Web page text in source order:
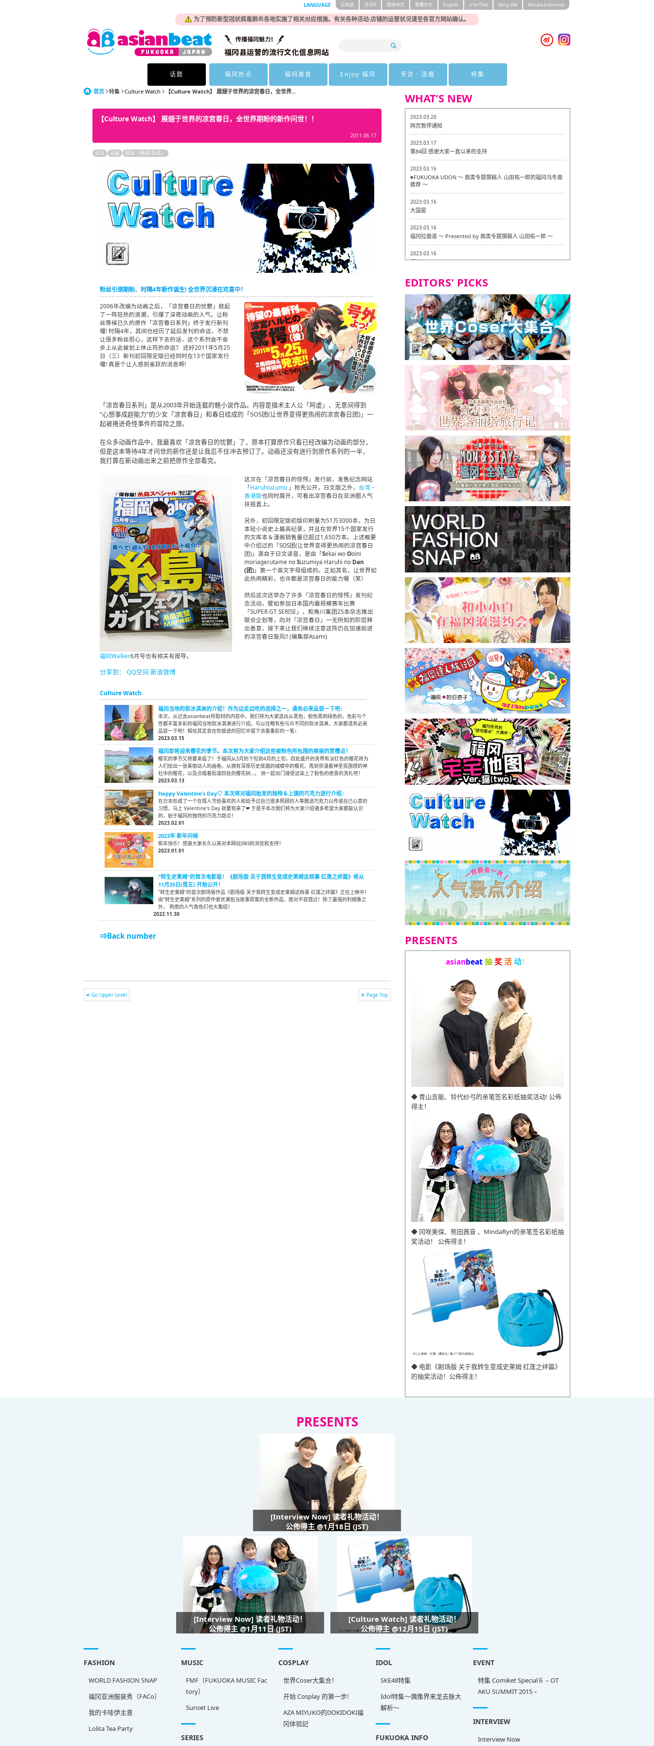
为了预防新型冠状病毒肺炎各地实施了相关对应措施。有关各种活动·店铺的运营状况请至各官方网站确认。
LANGUAGE 日本語 한국어 簡体中文 繁體中文 English ภาษาไทย tiéng Viêt Bahasa Indonesia
话题 福冈热点 福冈美食 Enjoy 福冈 专访 · 连载 特集
首页 特集 Culture Watch 【Culture Watch】 展翅于世界的凉宫春日，全世界...
【Culture Watch】 展翅于世界的凉宫春日，全世界期盼的新作问世！！
2011.06.17
日本 动画 媒体（电视/杂志）
粉丝引颈期盼、时隔4年新作诞生! 全世界沉浸在欢喜中！
2006年改编为动画之后，「凉宫春日的忧鬱」掀起
了一阵狂热的浪潮，引爆了深夜动画的人气。让粉
丝等候已久的原作「凉宫春日系列」终于发行新刊
囉! 时隔4年，其间也经历了延后发刊的命运，不禁
让很多粉丝担心，这样下去的话，这个系列会不会
步上从此被划上休止符的命运？ 还好2011年5月25
日（三）新刊初回限定版已经同时在13个国家发行
囉! 真是个让人感到雀跃的消息啊!
「凉宫春日系列」是从2003年开始连载的軽小说作品。内容是描术主人公「阿虚」、无意间得到
“心想事成超能力”的少女「凉宫春日」和春日结成的「SOS团(让世界变得更热闹的凉宫春日团)」一
起被捲进奇怪事件的冒险之旅。
在众多动画作品中，我最喜欢「凉宫春日的忧鬱」了，原本打算原作只看已经改编为动画的部分，
但是这本等待4年才问世的新作还是让我忍不住冲去预订了。动画还没有进行到原作系列的一半，
我打算在新动画出来之前把原作全部看完。
福冈Walker6月号也有相关有报导。
这次在「凉宫春日的惊愕」发行前，发售纪念网站
「Haruhiuzumu 」抢先公开，日文版之外， 台湾・
香港版也同时展开，可看出凉宫春日在亚洲圈人气
扶摇直上。
另外，初回限定版初版印刷量为51万3000本，为日
本轻小说史上最高纪录，并且在世界15个国家发行
的文库本＆漫画销售量已超过1,650万本。上述概要
中介绍过的「SOS团(让世界变得更热闹的凉宫春日
团)」源自于日文读音，是由「Sekai woOoini
moriagerutame noSuzumiya Haruhi no Dan
(团)」第一个英文字母组成的。正如其名，让世界如
此热闹精彩，也许都是凉宫春日的能力喔（笑）
然后这次还举办了许多「凉宫春日的惊愕」发刊纪
念活动，譬如参加日本国内最规模赛车比赛
「SUPER GT SERISE」，和角川集团25本杂志推出
联合企划等，向对「凉宫春日」一无所知的阶层释
出善意，接下来让我们继续注意这阵仍在加速前进
的凉宫春日旋风!! (编集部Asami)
分享到： QQ空间 新浪微博
Culture Watch
福冈当地的软冰淇淋的介绍！作为边走边吃的选择之一，请务必来品尝一下吧♪
本次，从过去asianbeat所取材的内容中，我们将为大家选出从黑色，粉色再到绿色的，色彩与个
性都丰富多彩的福冈当地软冰淇淋进行介绍。与以往略有些与众不同的软冰淇淋，大家都请务必来
品尝一下吧！相信其定会在你旅途的回忆中留下浓墨重彩的一笔♪
2023.03.15
福冈即将迎来樱花的季节。本次将为大家介绍这些被粉色所包围的美丽的赏樱点！
樱花的季节又将要来临了！于福冈从3月的下旬到4月的上旬，四处盛开的夹带有淡红色的樱花将为
人们绘出一张美丽动人的画卷。从拥有深厚历史底蕴的城楼中的樱花，再到弥漫着神圣氛围感的神
社中的樱花，以及点缀着街道四处的樱花树…。 快一起出门接受这染上了粉色的绝景的洗礼吧！
2023.03.13
Happy Valentine's Day♡ 本次将对福冈始发的独特＆上镜的巧克力进行介绍♪
在日本形成了一个在情人节给喜欢的人和给予过自己很多照顾的人等赠送巧克力以传递自己心意的
习惯。马上 Valentine's Day 就要到来了❤ 于是乎本次我们将为大家介绍诸多希望大家都能认识
的，始于福冈的独特的巧克力甜点！
2023.02.01
2023年 新年问候
新年快乐！感谢大家长久以来对本网站SNS的浏览和支持！
2023.01.01
"转生史莱姆"的首次电影版！《剧场版 关于我转生变成史莱姆这档事 红莲之绊篇》将从
11月25日(周五) 开始公开！
"转生史莱姆"的首次剧场版作品《剧场版 关于我转生变成史莱姆这档事 红莲之绊篇》正在上映中！
由“转生史莱姆”系列的原作者伏濑担当故事原案的全新作品，绝对不容错过！除了最强的利姆鲁之
外， 熟悉的人气角色们也大集结！
2022.11.30
⇒Back number
Go Upper Level Page Top
WHAT’S NEW
2023.03.20
网页暂停通知
2023.03.17
第84回 感谢大家一直以来的支持
2023.03.16
♥FUKUOKA UDON ～ 面类专题撰稿人 山田祐一郎的福冈乌冬面
推荐 ～
2023.03.16
大国屋
2023.03.16
福冈拉面道 〜 Presented by 面类专题撰稿人 山田佑一郎 〜
2023.03.16
福龙轩
2023.03.07
Isogiyokarazu 博多总店 〜 严格素食主义・素食主义者的菜单试
的试吃之旅 in 福冈市！〜
2023.03.07
严格素食主义・素食主义者的菜单试的试吃之旅 in 福冈市！
2023.03.02
Little Stand 大名店 〜 严格素食主义・素食主义者的菜单试的试
吃之旅 in 福冈市！〜
2023.02.28
东筑轩 折尾本社乌冬店
EDITORS' PICKS
PRESENTS
asianbeat抽奖活动！
◆ 青山吉能、铃代纱弓的亲笔签名彩纸抽奖活动! 公佈
得主！
◆ 冈咲美保、熊田茜音 、MindaRyn的亲笔签名彩纸抽
奖活动！ 公佈得主！
◆ 电影《剧场版 关于我转生变成史莱姆 红莲之绊篇》
的抽奖活动！公佈得主！
PRESENTS
[Interview Now] 读者礼物活动！
公佈得主 @1月18日 (JST)
[Interview Now] 读者礼物活动！
公佈得主 @1月11日 (JST)
[Culture Watch] 读者礼物活动！
公佈得主 @12月15日 (JST)
FASHION
WORLD FASHION SNAP
福冈亚洲服装秀（FACo）
我的卡哇伊主意
Lolita Tea Party
MUSIC
FMF（FUKUOKA MUSIC Fac
tory）
Sunset Live
COSPLAY
世界Coser大集合！
开始 Cosplay 的第一步!
AZA MIYUKO的DOKIDOKI福
冈体验記
IDOL
SKE48特集
Idol特集～偶像界来龙去脉大
解析～
EVENT
特集 Comiket Special６ – OT
AKU SUMMIT 2015 –
INTERVIEW
Interview Now
SERIES FUKUOKA INFO